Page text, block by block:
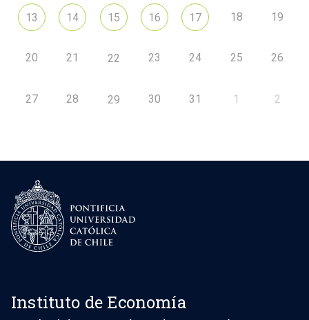
13 14 15 16 17 18 19
20 21 22 23 24 25 26
27 28 29 30 31 1 2
Instituto de Economía